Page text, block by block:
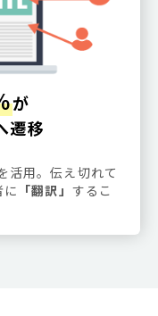
が
遷移
活用。伝え切れて
に 「翻訳」 するこ